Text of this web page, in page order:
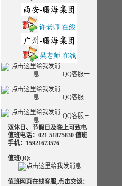
QQ客服一
QQ客服二
QQ客服三
双休日、节假日及晚上可致电
值班电话：021-51875830 值班
手机：15921673576
值班QQ:
值班网页在线客服,点击交谈：